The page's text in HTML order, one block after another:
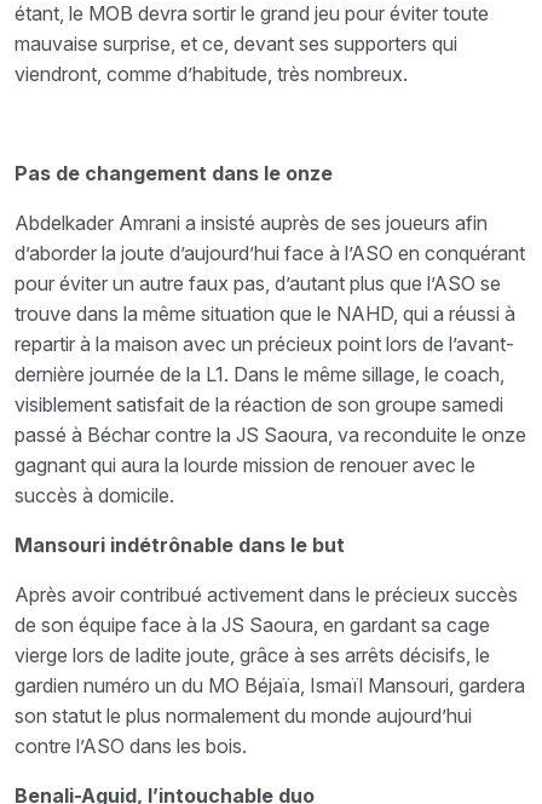
étant, le MOB devra sortir le grand jeu pour éviter toute
mauvaise surprise, et ce, devant ses supporters qui
viendront, comme d’habitude, très nombreux.
Pas de changement dans le onze
Abdelkader Amrani a insisté auprès de ses joueurs afin
d’aborder la joute d’aujourd’hui face à l’ASO en conquérant
pour éviter un autre faux pas, d’autant plus que l’ASO se
trouve dans la même situation que le NAHD, qui a réussi à
repartir à la maison avec un précieux point lors de l’avant-
dernière journée de la L1. Dans le même sillage, le coach,
visiblement satisfait de la réaction de son groupe samedi
passé à Béchar contre la JS Saoura, va reconduite le onze
gagnant qui aura la lourde mission de renouer avec le
succès à domicile.
Mansouri indétrônable dans le but
Après avoir contribué activement dans le précieux succès
de son équipe face à la JS Saoura, en gardant sa cage
vierge lors de ladite joute, grâce à ses arrêts décisifs, le
gardien numéro un du MO Béjaïa, Ismaïl Mansouri, gardera
son statut le plus normalement du monde aujourd’hui
contre l’ASO dans les bois.
Benali-Aguid, l’intouchable duo